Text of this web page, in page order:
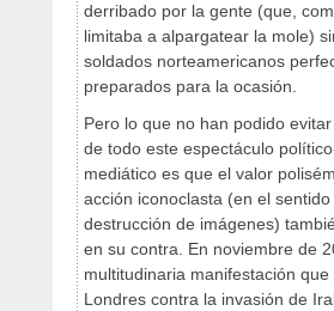
derribado por la gente (que,
limitaba a alpargatear la mole)
soldados norteamericanos
preparados para la ocasión.
Pero lo que no han podido
de todo este espectáculo
mediático es que el valor
acción iconoclasta (en el
destrucción de imágenes)
en su contra. En noviembre de
multitudinaria manifestación
Londres contra la invasión de